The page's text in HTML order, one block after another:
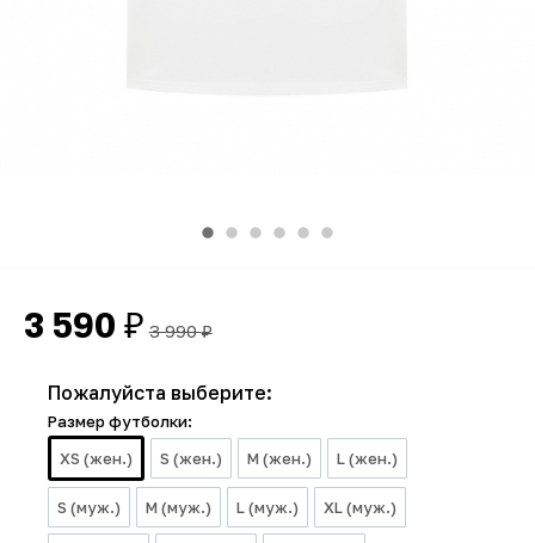
3 590 ₽ 3 990₽
Пожалуйста выберите:
Размер футболки:
XS (жен.)
S (жен.) M (жен.) L (жен.)
S (муж.) M (муж.) L (муж.) XL (муж.)